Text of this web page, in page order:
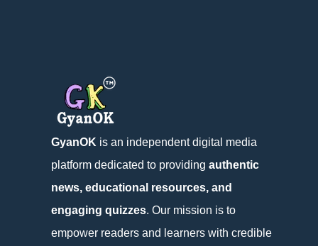
GyanOK is an independent digital media
platform dedicated to providing authentic
news, educational resources, and
engaging quizzes. Our mission is to
empower readers and learners with credible